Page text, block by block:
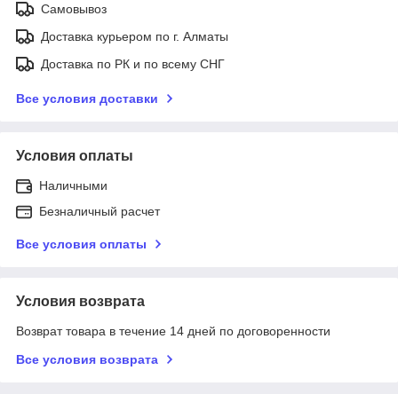
Самовывоз
Доставка курьером по г. Алматы
Доставка по РК и по всему СНГ
Все условия доставки
Условия оплаты
Наличными
Безналичный расчет
Все условия оплаты
Условия возврата
Возврат товара в течение 14 дней по договоренности
Все условия возврата